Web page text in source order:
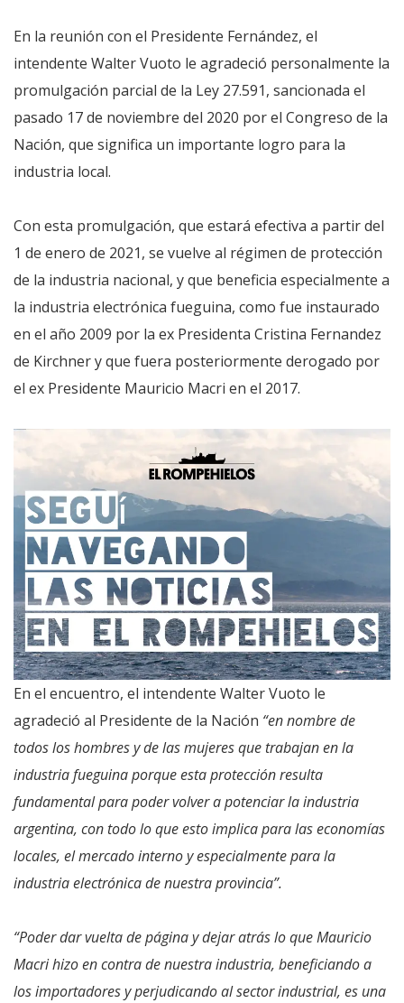
En la reunión con el Presidente Fernández, el
intendente Walter Vuoto le agradeció personalmente la
promulgación parcial de la Ley 27.591, sancionada el
pasado 17 de noviembre del 2020 por el Congreso de la
Nación, que significa un importante logro para la
industria local.
Con esta promulgación, que estará efectiva a partir del
1 de enero de 2021, se vuelve al régimen de protección
de la industria nacional, y que beneficia especialmente a
la industria electrónica fueguina, como fue instaurado
en el año 2009 por la ex Presidenta Cristina Fernandez
de Kirchner y que fuera posteriormente derogado por
el ex Presidente Mauricio Macri en el 2017.
En el encuentro, el intendente Walter Vuoto le
agradeció al Presidente de la Nación “en nombre de
todos los hombres y de las mujeres que trabajan en la
industria fueguina porque esta protección resulta
fundamental para poder volver a potenciar la industria
argentina, con todo lo que esto implica para las economías
locales, el mercado interno y especialmente para la
industria electrónica de nuestra provincia”.
“Poder dar vuelta de página y dejar atrás lo que Mauricio
Macri hizo en contra de nuestra industria, beneficiando a
los importadores y perjudicando al sector industrial, es una